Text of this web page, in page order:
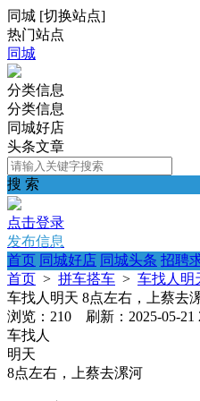
同城 [切换站点]
热门站点
同城
分类信息
分类信息
同城好店
头条文章
搜 索
点击登录
发布信息
首页 同城好店 同城头条 招聘
首页 > 拼车搭车 > 车找人明
车找人明天 8点左右，上蔡去
浏览：210 刷新：2025-05-21
车找人
明天
8点左右，上蔡去漯河